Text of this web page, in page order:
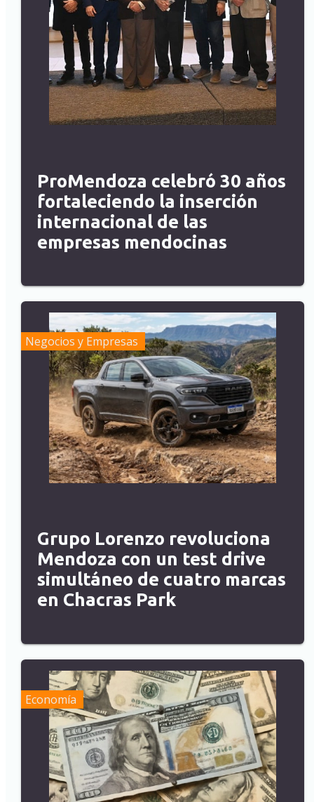
ProMendoza celebró 30 años
fortaleciendo la inserción
internacional de las
empresas mendocinas
Negocios y Empresas
Grupo Lorenzo revoluciona
Mendoza con un test drive
simultáneo de cuatro marcas
en Chacras Park
Economía